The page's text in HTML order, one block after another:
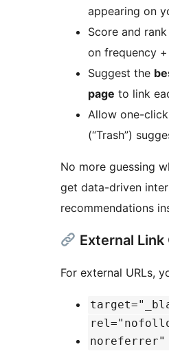
appearing on
Score and
on frequency
Suggest the
page to link
Allow one-
(“Trash”)
No more guessing
get data-driven
recommendations
External Link
For external URLs,
noreferrer"